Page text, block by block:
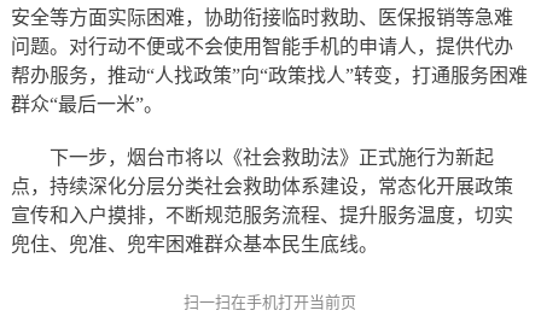
安全等方面实际困难，协助衔接临时救助、医保报销等急难
问题。对行动不便或不会使用智能手机的申请人，提供代办
帮办服务，推动“人找政策”向“政策找人”转变，打通服务困难
群众“最后一米”。
下一步，烟台市将以《社会救助法》正式施行为新起
点，持续深化分层分类社会救助体系建设，常态化开展政策
宣传和入户摸排，不断规范服务流程、提升服务温度，切实
兜住、兜准、兜牢困难群众基本民生底线。
扫一扫在手机打开当前页